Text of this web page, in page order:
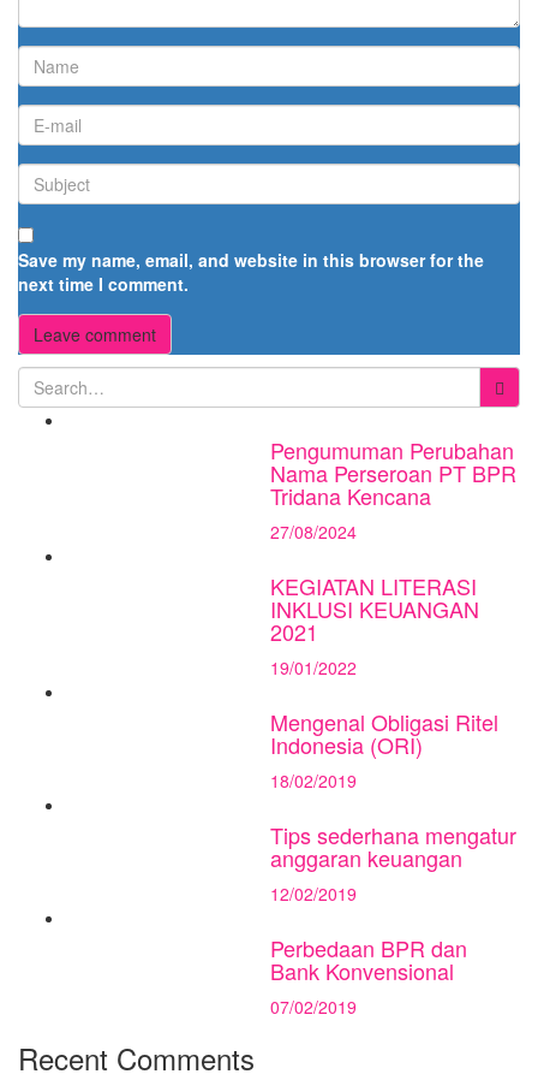
Save my name, email, and website in this browser for the
next time I comment.
Pengumuman Perubahan
Nama Perseroan PT BPR
Tridana Kencana
27/08/2024
KEGIATAN LITERASI
INKLUSI KEUANGAN
2021
19/01/2022
Mengenal Obligasi Ritel
Indonesia (ORI)
18/02/2019
Tips sederhana mengatur
anggaran keuangan
12/02/2019
Perbedaan BPR dan
Bank Konvensional
07/02/2019
Recent Comments